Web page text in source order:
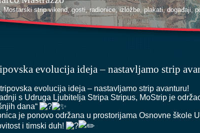
Mostarski strip vikend, gosti, radionice, izložbe, plakati, događaji,
Mostarski strip vikend, gosti, radionice, izložbe, plakati, događaji,
evolucija ideja – nastavljamo strip
evolucija ideja – nastavljamo strip avanturu!
s Udruga Ljubitelja Stripa Stripus, MoStrip je
dana“
je ponovo održana u prostorijama Osnovne škole
i timski duh!